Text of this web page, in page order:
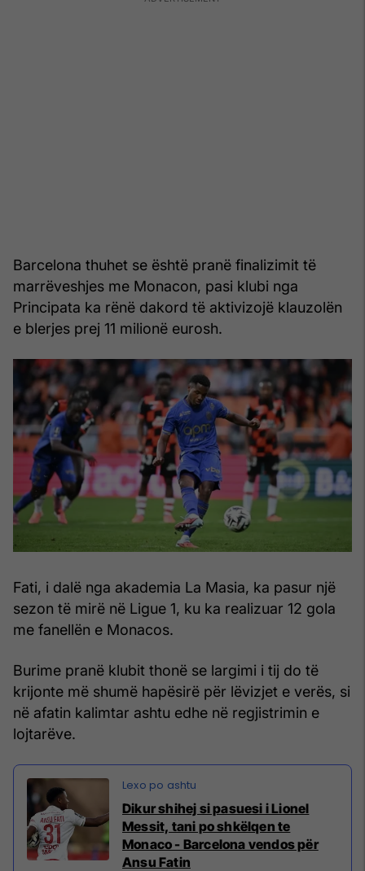
Barcelona thuhet se është pranë finalizimit të
marrëveshjes me Monacon, pasi klubi nga
Principata ka rënë dakord të aktivizojë klauzolën
e blerjes prej 11 milionë eurosh.
Fati, i dalë nga akademia La Masia, ka pasur një
sezon të mirë në Ligue 1, ku ka realizuar 12 gola
me fanellën e Monacos.
Burime pranë klubit thonë se largimi i tij do të
krijonte më shumë hapësirë për lëvizjet e verës, si
në afatin kalimtar ashtu edhe në regjistrimin e
lojtarëve.
Dikur shihej si pasuesi i Lionel
Messit, tani po shkëlqen te
Monaco - Barcelona vendos për
Ansu Fatin